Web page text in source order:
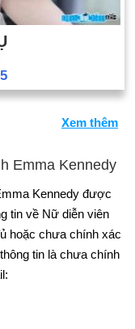
Xem thêm
Emma Kennedy
Kennedy được
tin về Nữ diễn viên
hoặc chưa chính xác
tin là chưa chính